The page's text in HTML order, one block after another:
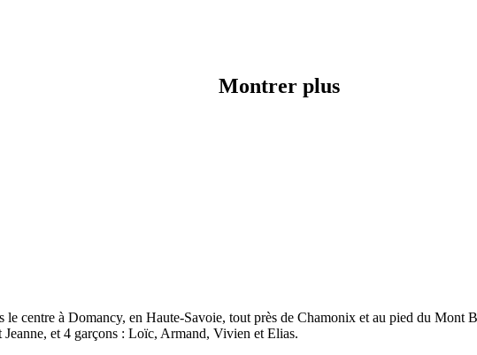
Montrer plus
le centre à Domancy, en Haute-Savoie, tout près de Chamonix et au pied du Mont
et 4 garçons : Loïc, Armand, Vivien et Elias.